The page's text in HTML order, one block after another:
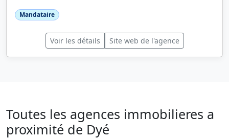
Mandataire
Voir les détails Site web de l'agence
Toutes les agences immobilieres a
proximité de Dyé